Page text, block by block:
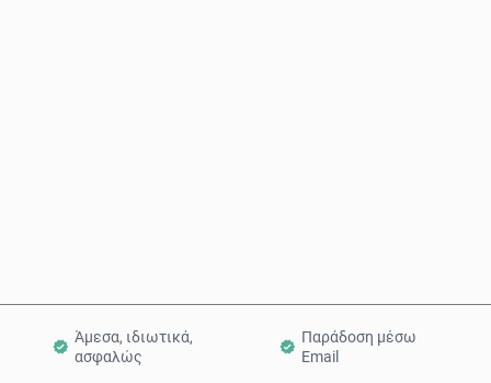
Άμεσα, ιδιωτικά,
ασφαλώς
Παράδοση μέσω
Email